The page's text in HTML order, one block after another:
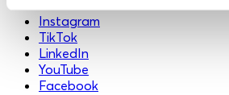
Instagram
TikTok
LinkedIn
YouTube
Facebook